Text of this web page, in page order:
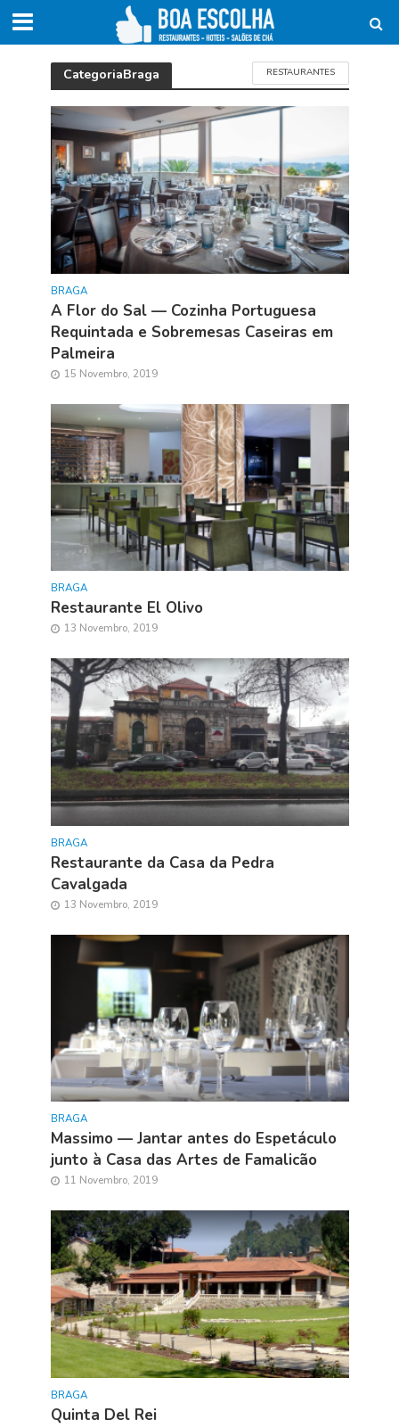
CategoriaBraga RESTAURANTES
BRAGA
A Flor do Sal — Cozinha Portuguesa
Requintada e Sobremesas Caseiras em
Palmeira
15 Novembro, 2019
BRAGA
Restaurante El Olivo
13 Novembro, 2019
BRAGA
Restaurante da Casa da Pedra
Cavalgada
13 Novembro, 2019
BRAGA
Massimo — Jantar antes do Espetáculo
junto à Casa das Artes de Famalicão
11 Novembro, 2019
BRAGA
Quinta Del Rei